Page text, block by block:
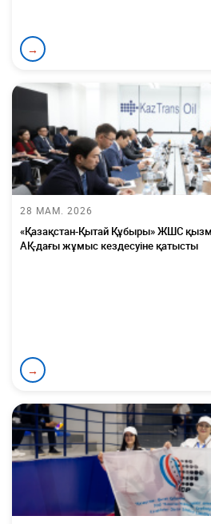
→
28 МАМ. 2026
«Қазақстан-Қытай Құбыры» ЖШС
АҚ-дағы жұмыс кездесуіне қатысты
→